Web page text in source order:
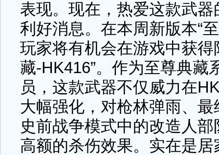
表现。现在，热爱这款武
利好消息。在本周新版本“
玩家将有机会在游戏中获得
藏-HK416”。作为至尊典藏
员，这款武器不仅威力在
大幅强化，对枪林弹雨、
史前战争模式中的改造人
高额的杀伤效果。实在是